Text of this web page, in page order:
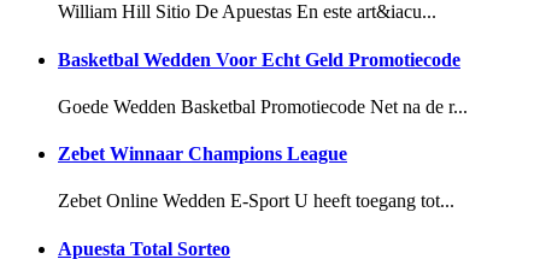
William Hill Sitio De Apuestas En este art&iacu...
Basketbal Wedden Voor Echt Geld Promotiecode
Goede Wedden Basketbal Promotiecode Net na de r...
Zebet Winnaar Champions League
Zebet Online Wedden E-Sport U heeft toegang tot...
Apuesta Total Sorteo